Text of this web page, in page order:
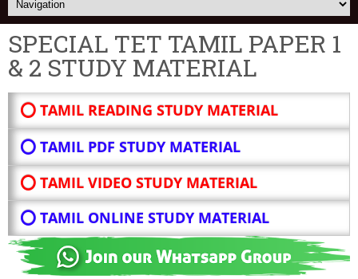
SPECIAL TET TAMIL PAPER 1
& 2 STUDY MATERIAL
⭕ TAMIL READING STUDY MATERIAL
⭕ TAMIL PDF STUDY MATERIAL
⭕ TAMIL VIDEO STUDY MATERIAL
⭕ TAMIL ONLINE STUDY MATERIAL